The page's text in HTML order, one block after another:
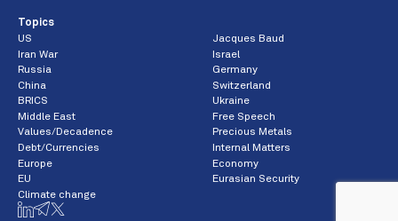
Topics
US
Jacques Baud
Iran War
Israel
Russia
Germany
China
Switzerland
BRICS
Ukraine
Middle East
Free Speech
Values/Decadence
Precious Metals
Debt/Currencies
Internal Matters
Europe
Economy
EU
Eurasian Security
Climate change